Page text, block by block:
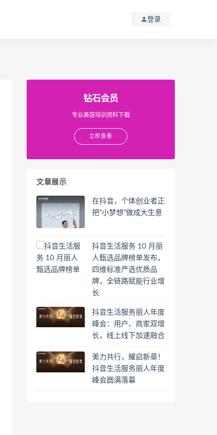
登录
钻石会员
专业美容培训资料下载
立即查看
文章展示
在抖音，个体创业者正
把“小梦想”做成大生意
抖音生活服务 10 月丽
人甄选品牌榜单发布，
四维标准严选优质品
牌，全链路赋能行业增
长
抖音生活服务丽人年度
峰会：用户、商家双增
长，线上线下加速融合
美力共行，耀启新章！
抖音生活服务丽人年度
峰会圆满落幕